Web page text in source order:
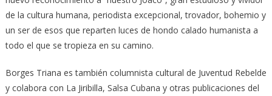
de la cultura humana, periodista excepcional, trovador, bohemio y
un ser de esos que reparten luces de hondo calado humanista a
todo el que se tropieza en su camino.
Borges Triana es también columnista cultural de Juventud Rebelde
y colabora con La Jiribilla, Salsa Cubana y otras publicaciones del